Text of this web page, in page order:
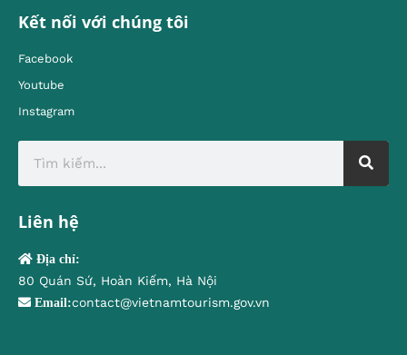
Kết nối với chúng tôi
Facebook
Youtube
Instagram
Liên hệ
Địa chỉ:
80 Quán Sứ, Hoàn Kiếm, Hà Nội
Email:contact@vietnamtourism.gov.vn